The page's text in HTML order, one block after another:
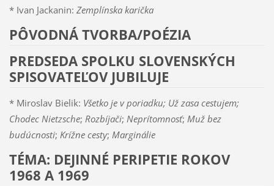
* Ivan Jackanin: Zemplínska karička
PÔVODNÁ TVORBA/POÉZIA
PREDSEDA SPOLKU SLOVENSKÝCH
SPISOVATEĽOV JUBILUJE
* Miroslav Bielik: Všetko je v poriadku; Už zasa cestujem;
Chodec Nietzsche; Rozbíjači; Neprítomnosť; Muž bez
budúcnosti; Krížne cesty; Marginálie
TÉMA: DEJINNÉ PERIPETIE ROKOV
1968 A 1969